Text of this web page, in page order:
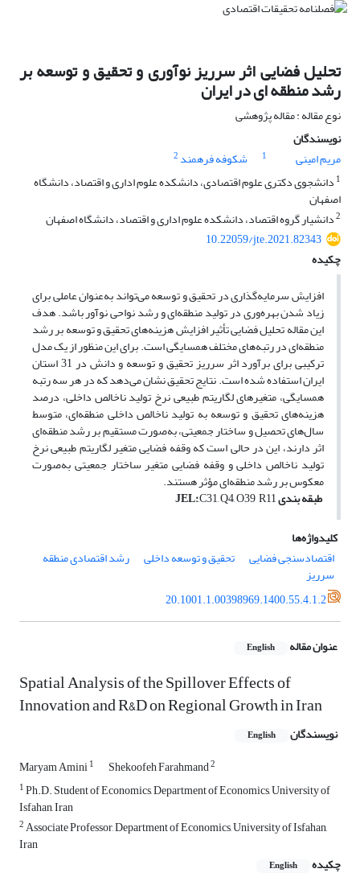
تحلیل فضایی اثر سرریز نوآوری و تحقیق و توسعه بر
رشد منطقه ای در ایران
نوع مقاله : مقاله پژوهشی
نویسندگان
مریم امینی
1 شکوفه فرهمند 2
1 دانشجوی دکتری علوم اقتصادی، دانشکده علوم اداری و اقتصاد، دانشگاه
اصفهان
2دانشیار گروه اقتصاد، دانشکده علوم اداری و اقتصاد، دانشگاه اصفهان
10.22059/jte.2021.82343
چکیده
افزایش سرمایه‌گذاری در تحقیق و توسعه می‌تواند به‌عنوان عاملی برای
زیاد شدن بهره‌وری در تولید منطقه‌ای و رشد نواحی نوآور باشد. هدف
این مقاله تحلیل فضایی تأثیر افزایش هزینه‌های تحقیق و توسعه بر رشد
منطقه‌ای در رتبه‌های مختلف همسایگی است. برای این منظور از یک مدل
ترکیبی برای برآورد اثر سرریز تحقیق و توسعه و دانش در 31 استان
ایران استفاده شده است. نتایج تحقیق نشان می‌دهد که در هر سه رتبه
همسایگی، متغیر‌های لگاریتم طبیعی نرخ تولید ناخالص داخلی، درصد
هزینه‌های تحقیق و توسعه به تولید ناخالص داخلی منطقه‌ای، متوسط
سال‌های تحصیل و ساختار جمعیتی، به‌صورت مستقیم بر رشد منطقه‌ای
اثر دارند، این در حالی است که وقفه فضایی متغیر لگاریتم طبیعی نرخ
تولید ناخالص داخلی و وقفه فضایی متغیر ساختار جمعیتی به‌صورت
معکوس بر رشد منطقه‌ای مؤثر هستند.
طبقه بندی JEL:,C31, Q4, O39 R11
کلیدواژه‌ها
اقتصادسنجی فضایی
تحقیق و توسعه داخلی رشد اقتصادی منطقه
سرریز
20.1001.1.00398969.1400.55.4.1.2
عنوان مقاله English
Spatial Analysis of the Spillover Effects of
Innovation and R&D on Regional Growth in Iran
نویسندگان English
Maryam Amini1 Shekoofeh Farahmand2
1Ph.D. Student of Economics, Department of Economics, University of
Isfahan, Iran
2Associate Professor, Department of Economics, University of Isfahan,
Iran
چکیده
English